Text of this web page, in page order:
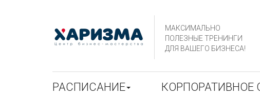
МАКСИМАЛЬНО
ПОЛЕЗНЫЕ ТРЕНИНГИ
ДЛЯ ВАШЕГО БИЗНЕСА!
РАСПИСАНИЕ КОРПОРАТИВНОЕ